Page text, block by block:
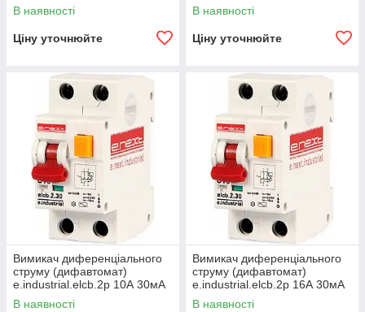
16А З 300мА
В наявності
Ціну уточнюйте
25А З 30мА
В наявності
Ціну уточнюйте
Вимикач диференціального
струму (дифавтомат)
e.industrial.elcb.2р 10А 30мА
В наявності
Вимикач диференціального
струму (дифавтомат)
e.industrial.elcb.2р 16А 30мА
В наявності